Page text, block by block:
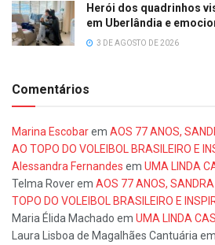
Herói dos quadrinhos
em Uberlândia e
3 DE AGOSTO DE 2026
Comentários
Marina Escobarem AOS 77 ANOS,
AO TOPO DO VOLEIBOL BRASILEIRO E
Alessandra Fernandes em UMA LINDA
Telma Roverem AOS 77 ANOS,
TOPO DO VOLEIBOL BRASILEIRO E
Maria Élida Machado em UMA LINDA
Laura Lisboa de Magalhães Cantuária em